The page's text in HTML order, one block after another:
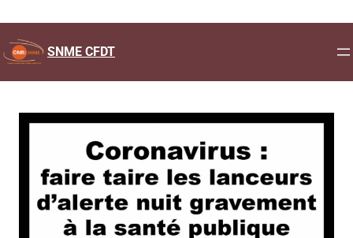
contenu SNME CFDT